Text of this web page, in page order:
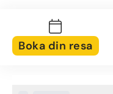
Boka din resa